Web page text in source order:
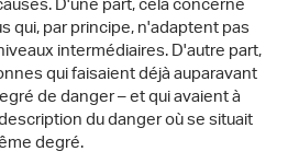
qui, par principe, n'adaptent pas
intermédiaires. D'autre part,
qui faisaient déjà auparavant
de danger – et qui avaient à
du danger où se situait
degré.